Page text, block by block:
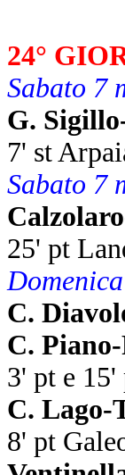
24°
Sabato 7
G.
7' st
Sabato 7
25' pt
C.
C.
3' pt e
C. Lago-
8' pt